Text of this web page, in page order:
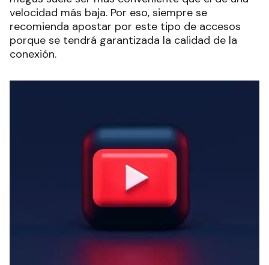
velocidad más baja. Por eso, siempre se
recomienda apostar por este tipo de accesos
porque se tendrá garantizada la calidad de la
conexión.